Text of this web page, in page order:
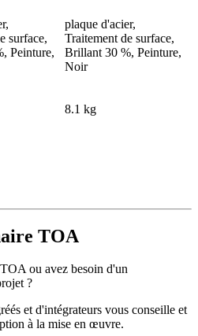
surface,
Peinture,
plaque d'acier,
Traitement de surface,
Brillant 30 %, Peinture,
Noir
8.1 kg
TOA
ou avez besoin d'un
?
et d'intégrateurs vous conseille et
à la mise en œuvre.